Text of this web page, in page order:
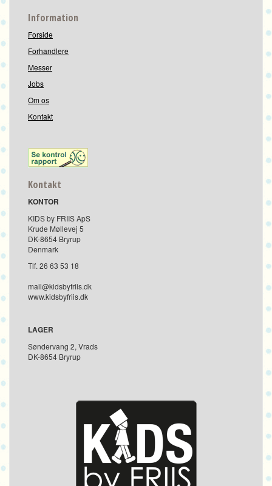
Information
Forside
Forhandlere
Messer
Jobs
Om os
Kontakt
Kontakt
KONTOR
KIDS by FRIIS ApS
Krude Møllevej 5
DK-8654 Bryrup
Denmark
Tlf. 26 63 53 18
mail@kidsbyfriis.dk
www.kidsbyfriis.dk
LAGER
Søndervang 2, Vrads
DK-8654 Bryrup